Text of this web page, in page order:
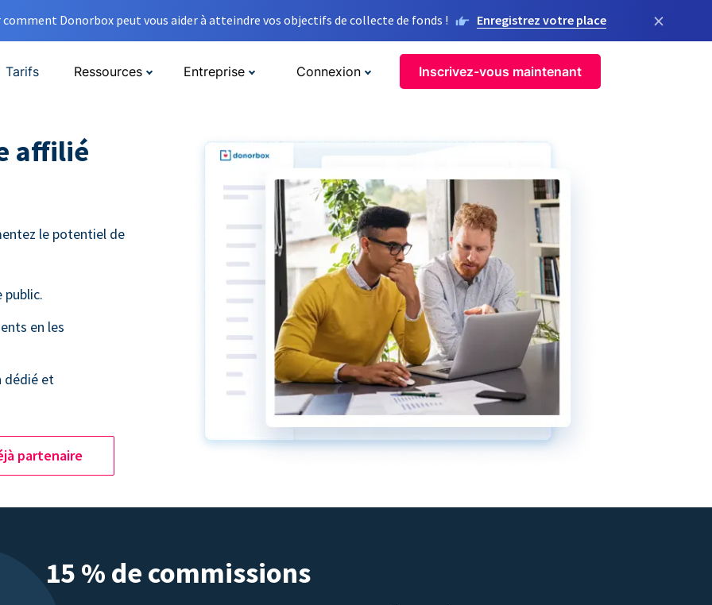
Donorbox peut vous aider à atteindre vos objectifs de collecte de fonds ! Enregistrez votre place ×
Tarifs Ressources Entreprise Connexion Inscrivez-vous maintenant
affilié
le potentiel de
en les
dédié et
partenaire
15 % de commissions